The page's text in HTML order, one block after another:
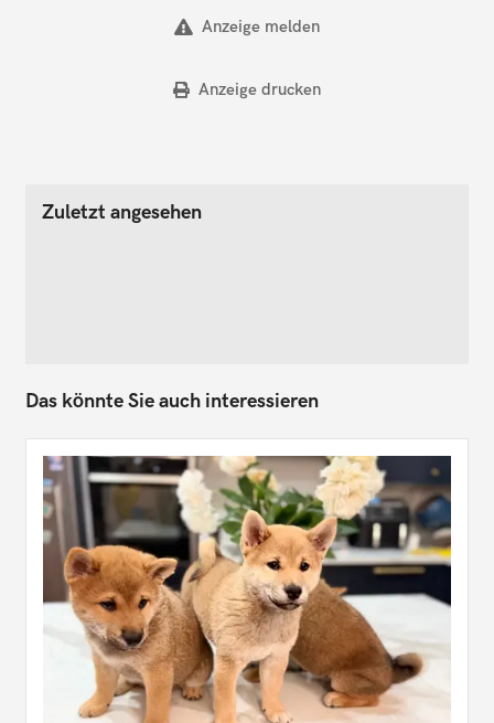
Anzeige melden
Anzeige drucken
Zuletzt angesehen
Das könnte Sie auch interessieren